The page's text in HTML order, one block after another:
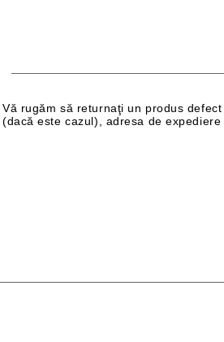
Vă rugăm să returnaţi un produs
(dacă este cazul), adresa de